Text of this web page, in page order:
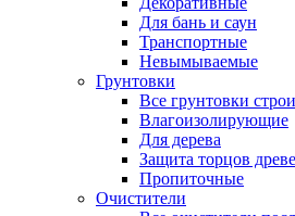
Для бань и саун
Транспортные
Невымываемые
Грунтовки
Все грунтовки
Влагоизолирующие
Для дерева
Защита торцов
Пропиточные
Очистители